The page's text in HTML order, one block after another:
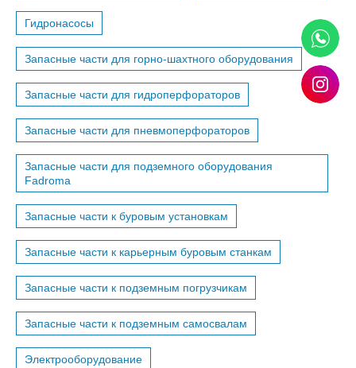
Гидронасосы
Запасные части для горно-шахтного оборудования
Запасные части для гидроперфораторов
Запасные части для пневмоперфораторов
Запасные части для подземного оборудования
Fadroma
Запасные части к буровым установкам
Запасные части к карьерным буровым станкам
Запасные части к подземным погрузчикам
Запасные части к подземным самосвалам
Электрооборудование